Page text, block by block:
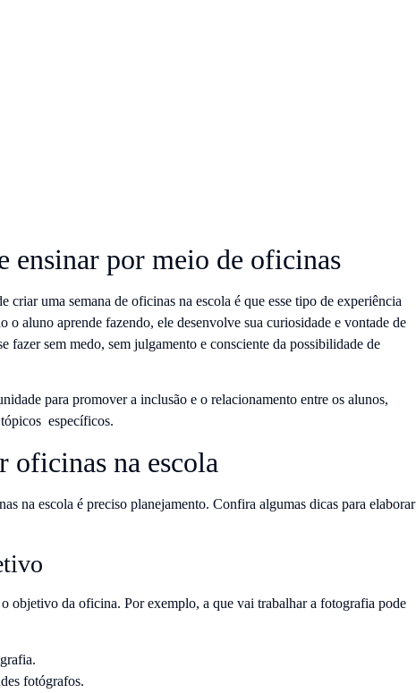
ensinar por meio de oficinas
criar uma semana de oficinas na escola é que esse tipo de experiência
o aluno aprende fazendo, ele desenvolve sua curiosidade e vontade de
fazer sem medo, sem julgamento e consciente da possibilidade de
para promover a inclusão e o relacionamento entre os alunos,
específicos.
oficinas na escola
na escola é preciso planejamento. Confira algumas dicas para elaborar
objetivo da oficina. Por exemplo, a que vai trabalhar a fotografia pode
fotógrafos.